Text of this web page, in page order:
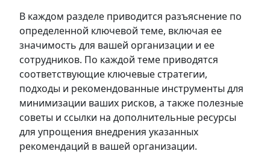
В каждом разделе приводится разъяснение по
определенной ключевой теме, включая ее
значимость для вашей организации и ее
сотрудников. По каждой теме приводятся
соответствующие ключевые стратегии,
подходы и рекомендованные инструменты для
минимизации ваших рисков, а также полезные
советы и ссылки на дополнительные ресурсы
для упрощения внедрения указанных
рекомендаций в вашей организации.